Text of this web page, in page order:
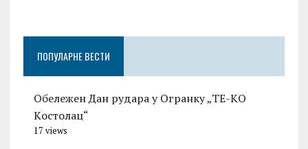
ПОПУЛАРНЕ ВЕСТИ
Обележен Дан рудара у Огранку „ТЕ-KО
Kостолац“
17 views